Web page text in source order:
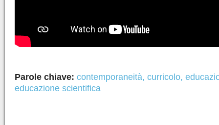
Parole chiave: contemporaneità, curricolo,
educazione scientifica